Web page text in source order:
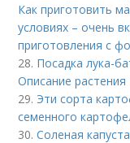
Как приготовить
условиях – очень
приготовления с
28. Посадка лука-
Описание растения
29. Эти сорта
семенного
30.Соленая